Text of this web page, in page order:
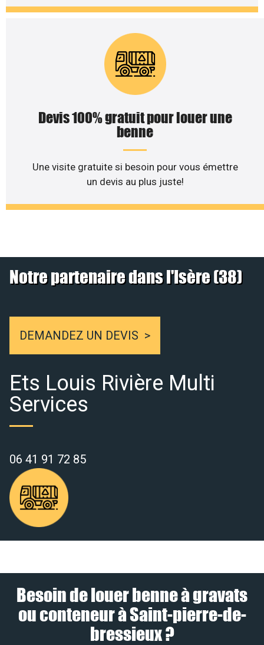
Devis 100% gratuit pour louer une
benne
Une visite gratuite si besoin pour vous émettre
un devis au plus juste!
Notre partenaire dans l'Isère (38)
DEMANDEZ UN DEVIS
Ets Louis Rivière Multi
Services
06 41 91 72 85
Besoin de louer benne à gravats
ou conteneur à Saint-pierre-de-
bressieux ?